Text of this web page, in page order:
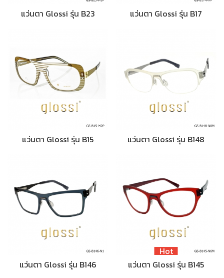
แว่นตา Glossi รุ่น B23 แว่นตา Glossi รุ่น B17
แว่นตา Glossi รุ่น B15 แว่นตา Glossi รุ่น B148
แว่นตา Glossi รุ่น B146
Hot
แว่นตา Glossi รุ่น B145